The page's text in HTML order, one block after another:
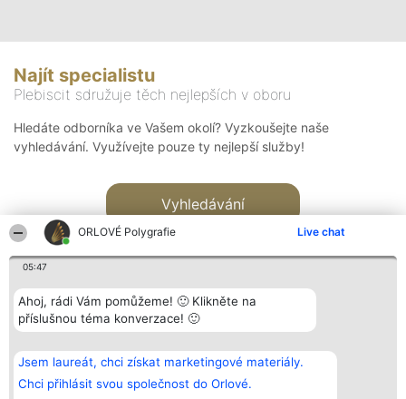
ORLOVÉ Polygrafie Live chat
05:47
Ahoj, rádi Vám pomůžeme! 🙂 Klikněte na
příslušnou téma konverzace! 🙂
Jsem laureát, chci získat marketingové materiály.
Chci přihlásit svou společnost do Orlové.
Najít specialistu
Plebiscit sdružuje těch nejlepších v oboru
Hledáte odborníka ve Vašem okolí? Vyzkoušejte naše
vyhledávání. Využívejte pouze ty nejlepší služby!
Vyhledávání
Bright Side Solutions sp. z o.
o. sp. k.
ul. Ruska 22
Wrocław 50-079
Vítězové
Seznam všech
laureátů
Zásady
Kontakt